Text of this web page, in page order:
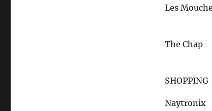
Les
The Chap
SHOPPING
Naytronix